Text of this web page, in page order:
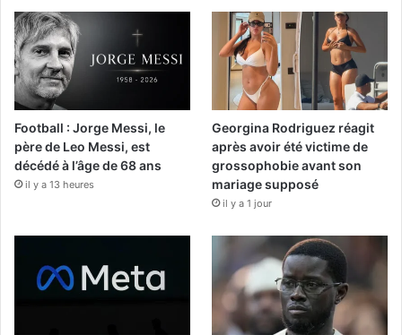
Football : Jorge Messi, le
père de Leo Messi, est
décédé à l’âge de 68 ans
il y a 13 heures
Georgina Rodriguez réagit
après avoir été victime de
grossophobie avant son
mariage supposé
il y a 1 jour